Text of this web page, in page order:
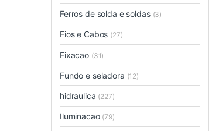
Ferros de solda e soldas (3)
Fios e Cabos (27)
Fixacao (31)
Fundo e seladora (12)
hidraulica (227)
Iluminacao (79)